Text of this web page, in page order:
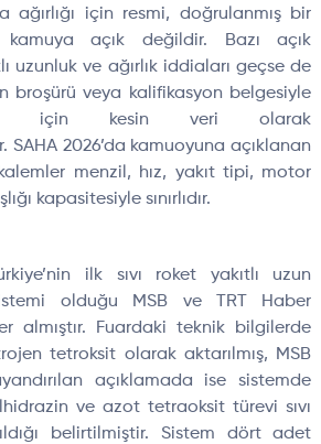
ağırlığı için resmi, doğrulanmış bir
açık değildir. Bazı açık
uzunluk ve ağırlık iddiaları geçse de
broşürü veya kalifikasyon belgesiyle
için kesin veri olarak
SAHA 2026’da kamuoyuna açıklanan
menzil, hız, yakıt tipi, motor
kapasitesiyle sınırlıdır.
ilk sıvı roket yakıtlı uzun
olduğu MSB ve TRT Haber
almıştır. Fuardaki teknik bilgilerde
tetroksit olarak aktarılmış, MSB
açıklamada ise sistemde
ve azot tetraoksit türevi sıvı
belirtilmiştir. Sistem dört adet